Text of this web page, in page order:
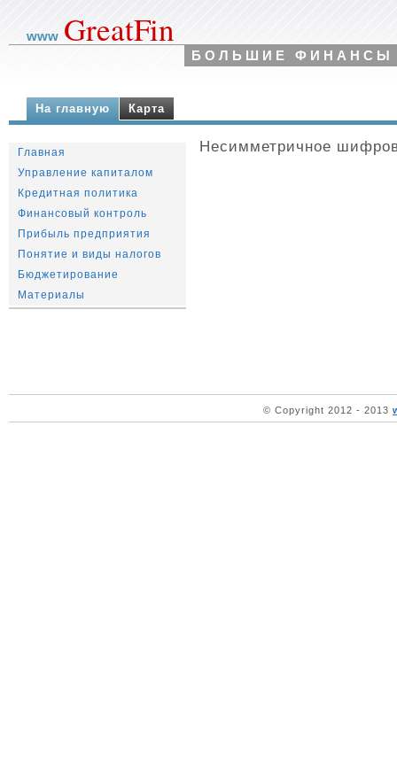
www GreatFin
БОЛЬШИЕ ФИНАНСЫ
На главную Карта
Несимметричное
Главная
Управление капиталом
Кредитная политика
Финансовый контроль
Прибыль предприятия
Понятие и виды налогов
Бюджетирование
Материалы
© Copyright 2012 - 2013